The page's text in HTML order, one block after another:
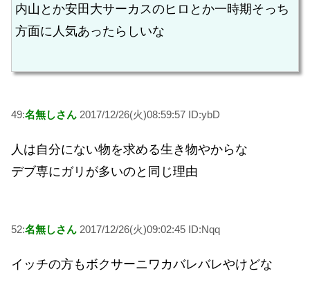
内山とか安田大サーカスのヒロとか一時期そっち
方面に人気あったらしいな
49:名無しさん 2017/12/26(火)08:59:57 ID:ybD
人は自分にない物を求める生き物やからな
デブ専にガリが多いのと同じ理由
52:名無しさん 2017/12/26(火)09:02:45 ID:Nqq
イッチの方もボクサーニワカバレバレやけどな